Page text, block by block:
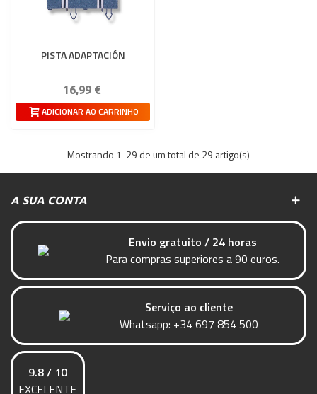
PISTA ADAPTACIÓN
16,99 €
ADICIONAR AO CARRINHO
Mostrando 1-29 de um total de 29 artigo(s)
A SUA CONTA
Envio gratuito / 24 horas
Para compras superiores a 90 euros.
Serviço ao cliente
Whatsapp: +34 697 854 500
9.8 / 10
EXCELENTE